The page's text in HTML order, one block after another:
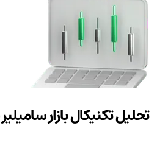
تحلیل تکنیکال بازار سامیلیر (SOMM)